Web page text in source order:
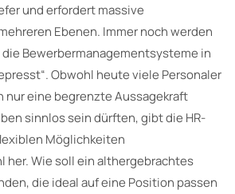
und erfordert massive
Ebenen. Immer noch werden
Bewerbermanagementsysteme in
Obwohl heute viele Personaler
nur eine begrenzte Aussagekraft
sinnlos sein dürften, gibt die HR-
Möglichkeiten
her. Wie soll ein althergebrachtes
die ideal auf eine Position passen